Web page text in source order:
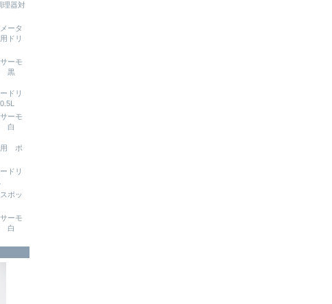
理器対
ータ
ドリ
ーモ
黒
ドリ
ーモ
白
用 ポ
ドリ
ポッ
ーモ
白